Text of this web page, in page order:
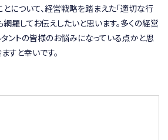
とについて、経営戦略を踏まえた「適切な行
羅してお伝えしたいと思います。多くの経営
ントの皆様のお悩みになっている点かと思
すと幸いです。